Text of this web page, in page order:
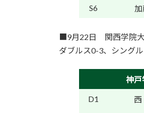
S6
■9月22日 関西学院
ダブルス0-3、シング
神戸
D1 西